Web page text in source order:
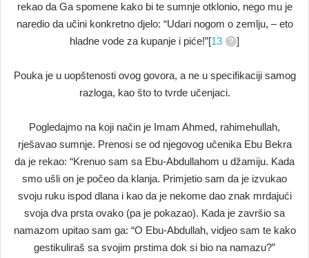
rekao da Ga spomene kako bi te sumnje otklonio, nego mu je
naredio da učini konkretno djelo: “Udari nogom o zemlju, – eto
hladne vode za kupanje i piće!”[13 ]
Pouka je u uopštenosti ovog govora, a ne u specifikaciji samog
razloga, kao što to tvrde učenjaci.
Pogledajmo na koji način je Imam Ahmed, rahimehullah,
rješavao sumnje. Prenosi se od njegovog učenika Ebu Bekra
da je rekao: “Krenuo sam sa Ebu-Abdullahom u džamiju. Kada
smo ušli on je počeo da klanja. Primjetio sam da je izvukao
svoju ruku ispod dlana i kao da je nekome dao znak mrdajući
svoja dva prsta ovako (pa je pokazao). Kada je završio sa
namazom upitao sam ga: “O Ebu-Abdullah, vidjeo sam te kako
gestikuliraš sa svojim prstima dok si bio na namazu?”